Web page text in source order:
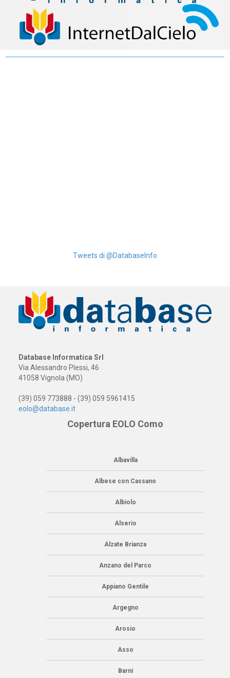
Tweets di @DatabaseInfo
Database Informatica Srl
Via Alessandro Plessi, 46
41058 Vignola (MO)
(39) 059 773888 - (39) 059 5961415
eolo@database.it
Copertura EOLO Como
Albavilla
Albese con Cassano
Albiolo
Alserio
Alzate Brianza
Anzano del Parco
Appiano Gentile
Argegno
Arosio
Asso
Barni